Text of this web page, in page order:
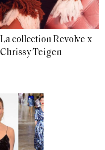
La collection Revolve x
Chrissy Teigen